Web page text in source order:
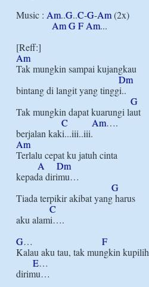
Music : Am..G..C-G-Am (2x)
AmGF Am...
Am
Tak mungkin sampai kujangkau
Dm
bintang di langit yang tinggi..
G
Tak mungkin dapat kuarungi laut
C
Am….
Am
Terlalu cepat ku jatuh cinta
A
Dm
kepada dirimu…
G
Tiada terpikir akibat yang harus
C
aku alami….
G… F
Kalau aku tau, tak mungkin kupilih
E…
dirimu…